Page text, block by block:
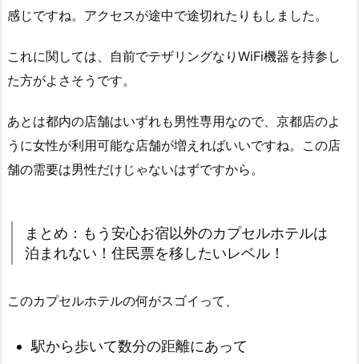
感じですね。アクセスが途中で途切れたりもしました。
これに関しては、自前でテザリングなりWiFi機器を持参し
た方がよさそうです。
あとは都内の店舗はいずれも男性専用なので、京都店のよ
うに女性が利用可能な店舗が増えればいいですね。この店
舗の需要は男性だけじゃないはずですから。
まとめ：もう安心お宿以外のカプセルホテルは
泊まれない！住民票を移したいレベル！
このカプセルホテルの何がスゴイって、
駅から歩いて数分の距離にあって